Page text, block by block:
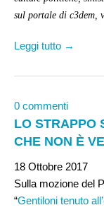
sul portale di c3dem,
Leggi tutto →
0 commenti
LO STRAPPO
CHE NON È
18 Ottobre 2017
Sulla mozione del
“Gentiloni tenuto